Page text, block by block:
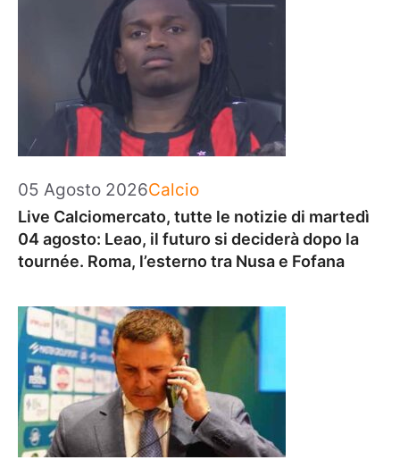
05 Agosto 2026Categorie
Calcio
Live Calciomercato, tutte le notizie di martedì
04 agosto: Leao, il futuro si deciderà dopo la
tournée. Roma, l’esterno tra Nusa e Fofana